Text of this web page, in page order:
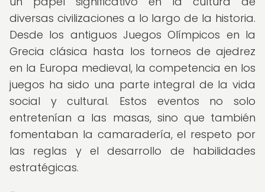
diversas civilizaciones a lo largo de la historia.
Desde los antiguos Juegos Olímpicos en la
Grecia clásica hasta los torneos de ajedrez
en la Europa medieval, la competencia en los
juegos ha sido una parte integral de la vida
social y cultural. Estos eventos no solo
entretenían a las masas, sino que también
fomentaban la camaradería, el respeto por
las reglas y el desarrollo de habilidades
estratégicas.